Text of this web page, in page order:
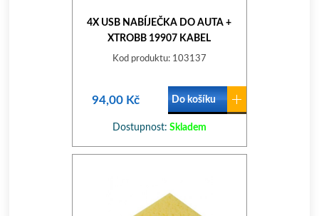
4X USB NABÍJEČKA DO AUTA +
XTROBB 19907 KABEL
Kod produktu: 103137
94,00 Kč Do košíku
Dostupnost: Skladem